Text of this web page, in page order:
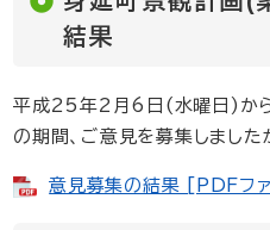
結果
平成25年2月6日(水曜日)か
の期間、ご意見を募集しました
意見募集の結果 [PDFフ